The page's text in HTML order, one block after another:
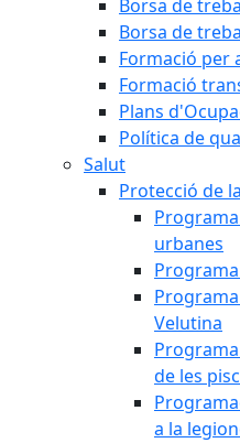
Borsa de
Borsa de
Formació per
Formació
Plans
Política de
Salut
Protecció de
urbanes
Velutina
de les
a la